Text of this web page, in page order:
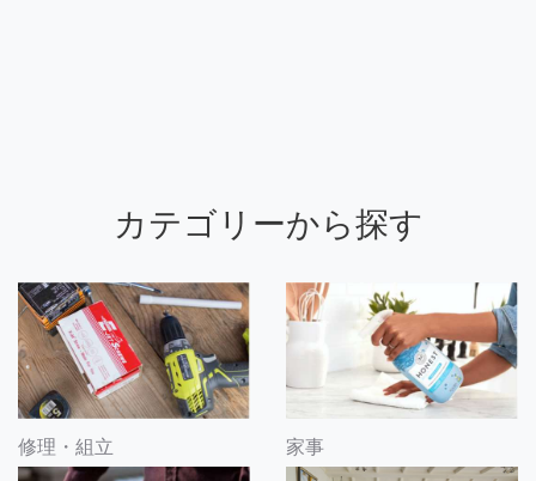
カテゴリーから探す
修理・組立 家事